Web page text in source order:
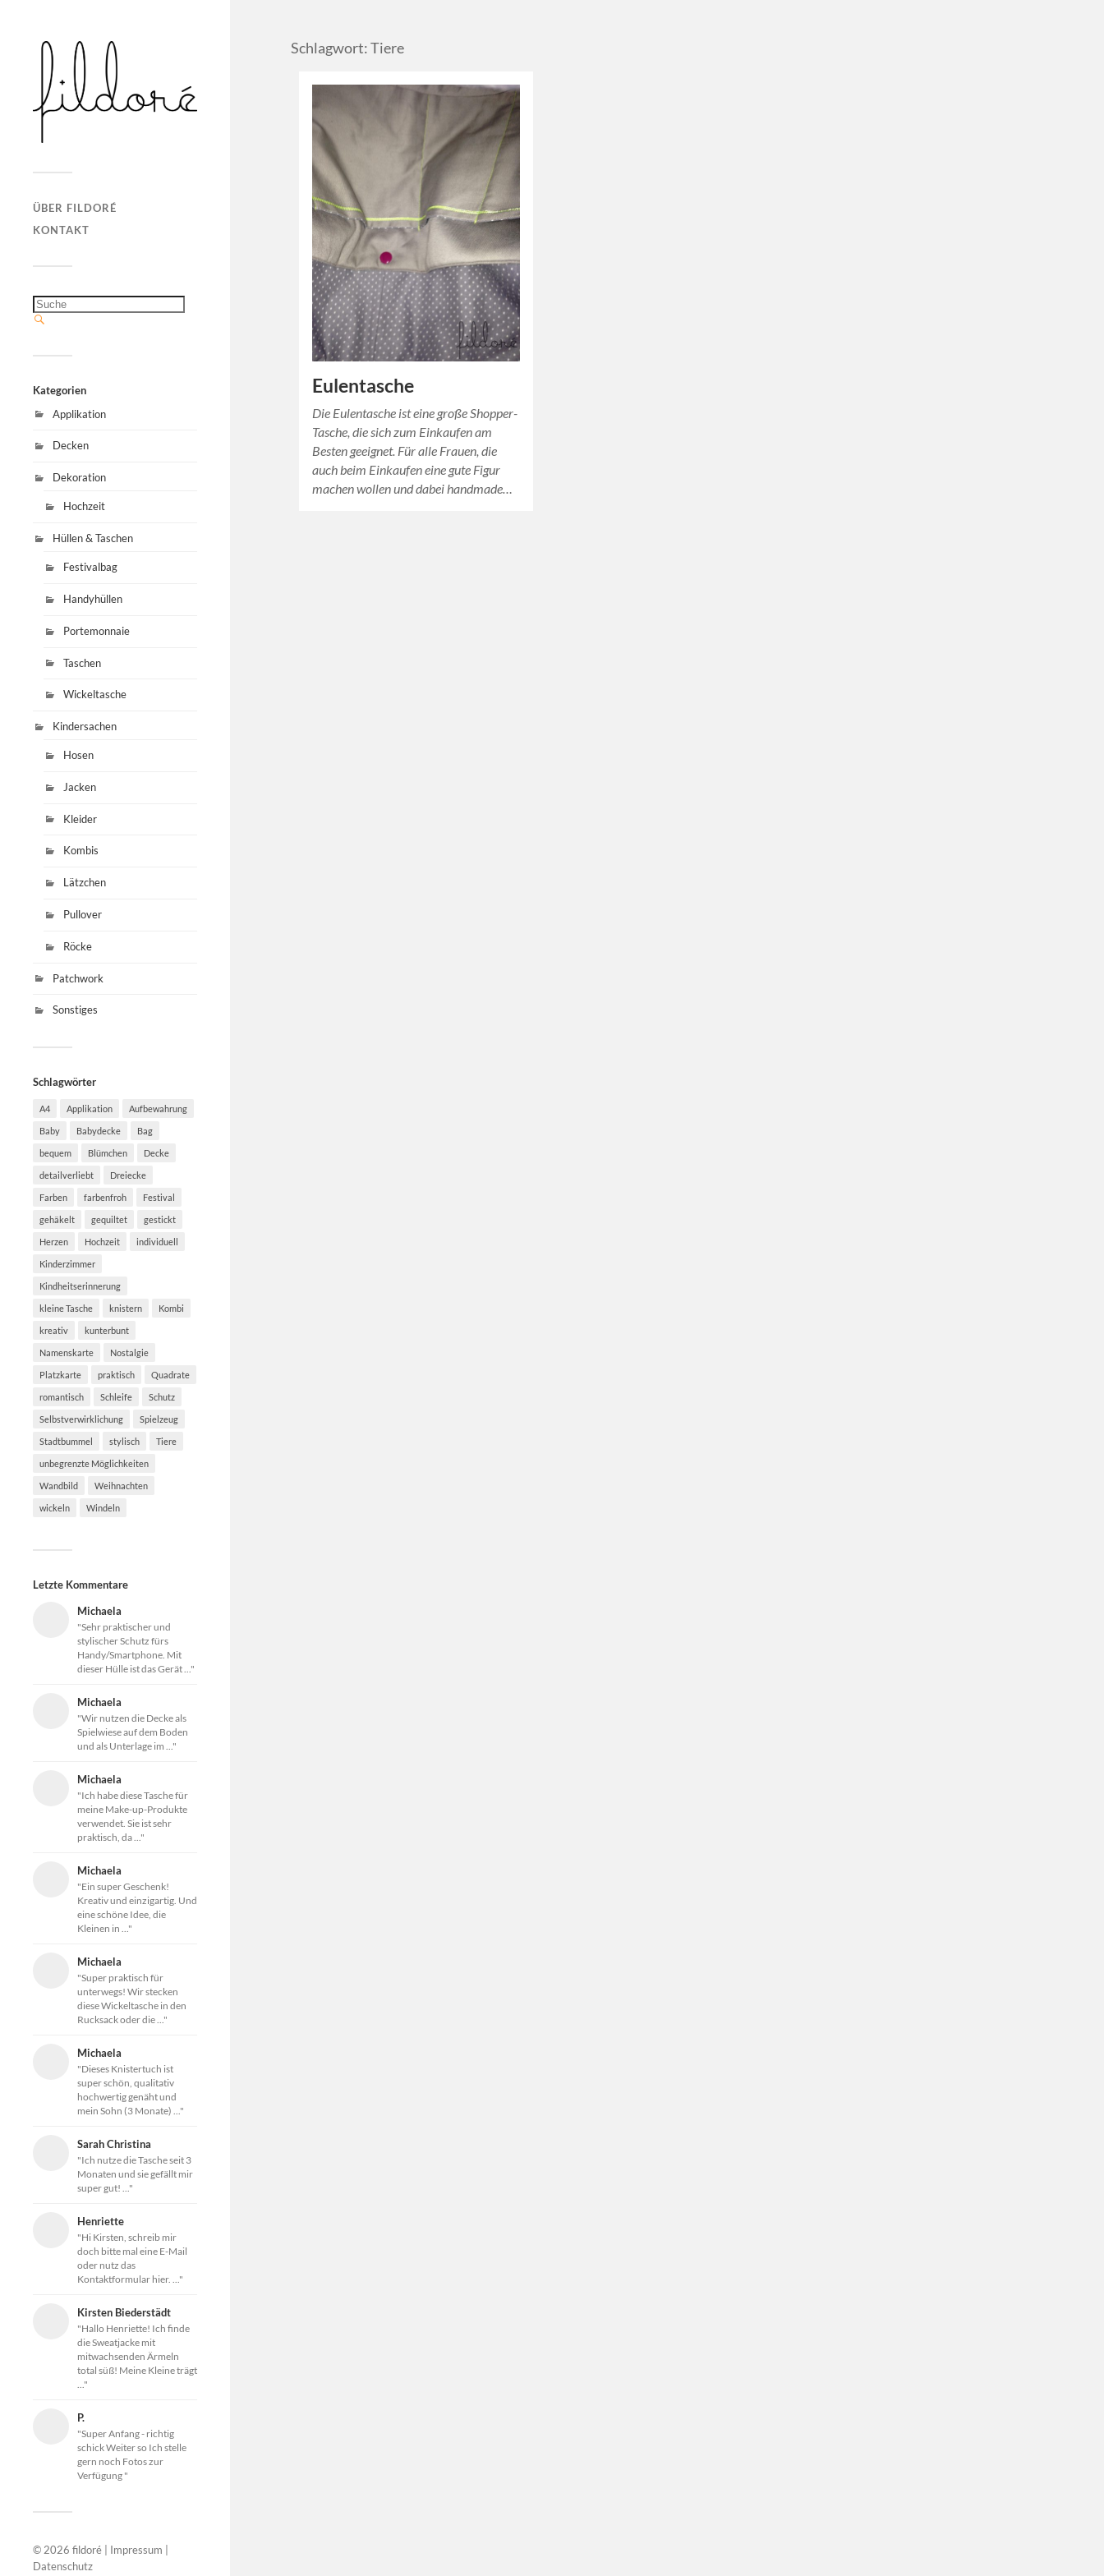
ÜBER FILDORÉ
KONTAKT
Kategorien
Applikation
Decken
Dekoration
Hochzeit
Hüllen & Taschen
Festivalbag
Handyhüllen
Portemonnaie
Taschen
Wickeltasche
Kindersachen
Hosen
Jacken
Kleider
Kombis
Lätzchen
Pullover
Röcke
Patchwork
Sonstiges
Schlagwörter
A4 Applikation Aufbewahrung
Baby Babydecke Bag
bequem Blümchen Decke
detailverliebt Dreiecke
Farben farbenfroh Festival
gehäkelt gequiltet gestickt
Herzen Hochzeit individuell
Kinderzimmer
Kindheitserinnerung
kleine Tasche knistern Kombi
kreativ kunterbunt
Namenskarte Nostalgie
Platzkarte praktisch Quadrate
romantisch Schleife Schutz
Selbstverwirklichung Spielzeug
Stadtbummel stylisch Tiere
unbegrenzte Möglichkeiten
Wandbild Weihnachten
wickeln Windeln
Letzte Kommentare
Michaela
"Sehr praktischer und
stylischer Schutz fürs
Handy/Smartphone. Mit
dieser Hülle ist das Gerät ..."
Michaela
"Wir nutzen die Decke als
Spielwiese auf dem Boden
und als Unterlage im ..."
Michaela
"Ich habe diese Tasche für
meine Make-up-Produkte
verwendet. Sie ist sehr
praktisch, da ..."
Michaela
"Ein super Geschenk!
Kreativ und einzigartig. Und
eine schöne Idee, die
Kleinen in ..."
Michaela
"Super praktisch für
unterwegs! Wir stecken
diese Wickeltasche in den
Rucksack oder die ..."
Michaela
"Dieses Knistertuch ist
super schön, qualitativ
hochwertig genäht und
mein Sohn (3 Monate) ..."
Sarah Christina
"Ich nutze die Tasche seit 3
Monaten und sie gefällt mir
super gut! ..."
Henriette
"Hi Kirsten, schreib mir
doch bitte mal eine E-Mail
oder nutz das
Kontaktformular hier. ..."
Kirsten Biederstädt
"Hallo Henriette! Ich finde
die Sweatjacke mit
mitwachsenden Ärmeln
total süß! Meine Kleine trägt
..."
P.
"Super Anfang - richtig
schick Weiter so Ich stelle
gern noch Fotos zur
Verfügung "
© 2026 fildoré Impressum
Datenschutz
Schlagwort: Tiere
Eulentasche
Die Eulentasche ist eine große Shopper-
Tasche, die sich zum Einkaufen am
Besten geeignet. Für alle Frauen, die
auch beim Einkaufen eine gute Figur
machen wollen und dabei handmade…